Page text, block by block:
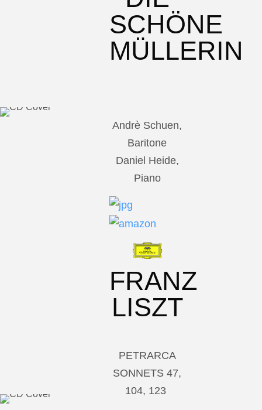
SCHÖNE
MÜLLERIN
Andrè Schuen,
Baritone
Daniel Heide,
Piano
FRANZ
LISZT
PETRARCA
SONNETS 47,
104, 123